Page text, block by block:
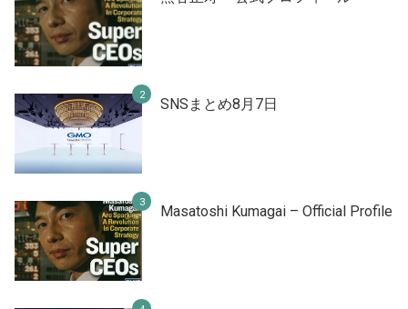
SNSまとめ8月7日
Masatoshi Kumagai – Official Profile